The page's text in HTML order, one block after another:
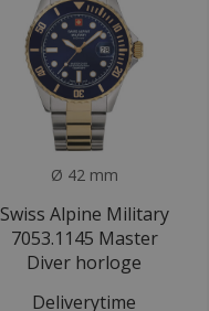
Ø 42 mm
Swiss Alpine Military
7053.1145 Master
Diver horloge
Deliverytime